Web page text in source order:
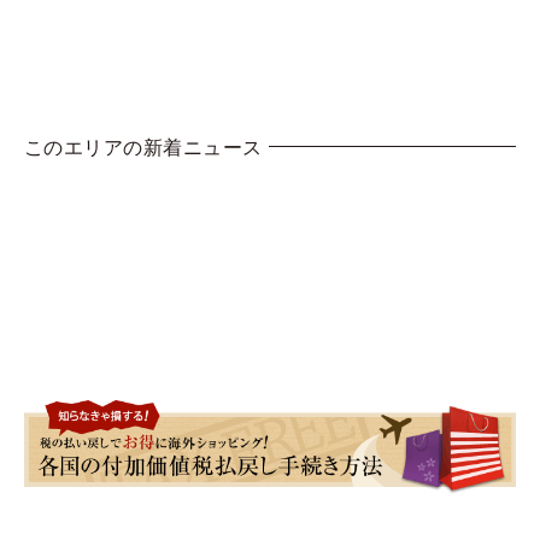
このエリアの新着ニュース